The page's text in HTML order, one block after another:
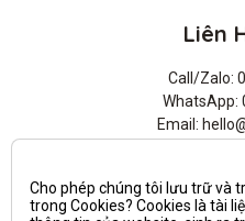
Liên
Call/Zalo:
WhatsApp:
Email:
All
Cho phép chúng tôi lưu trữ và
trong Cookies? Cookies là tài